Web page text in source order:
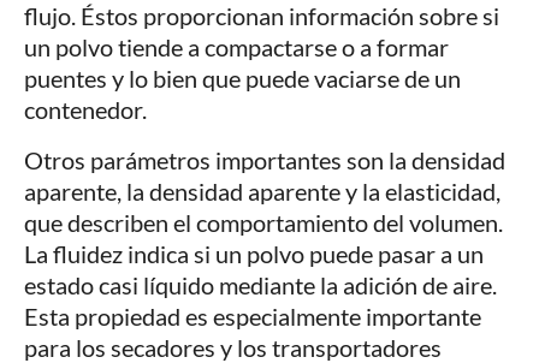
flujo. Éstos proporcionan información sobre si
un polvo tiende a compactarse o a formar
puentes y lo bien que puede vaciarse de un
contenedor.
Otros parámetros importantes son la densidad
aparente, la densidad aparente y la elasticidad,
que describen el comportamiento del volumen.
La fluidez indica si un polvo puede pasar a un
estado casi líquido mediante la adición de aire.
Esta propiedad es especialmente importante
para los secadores y los transportadores